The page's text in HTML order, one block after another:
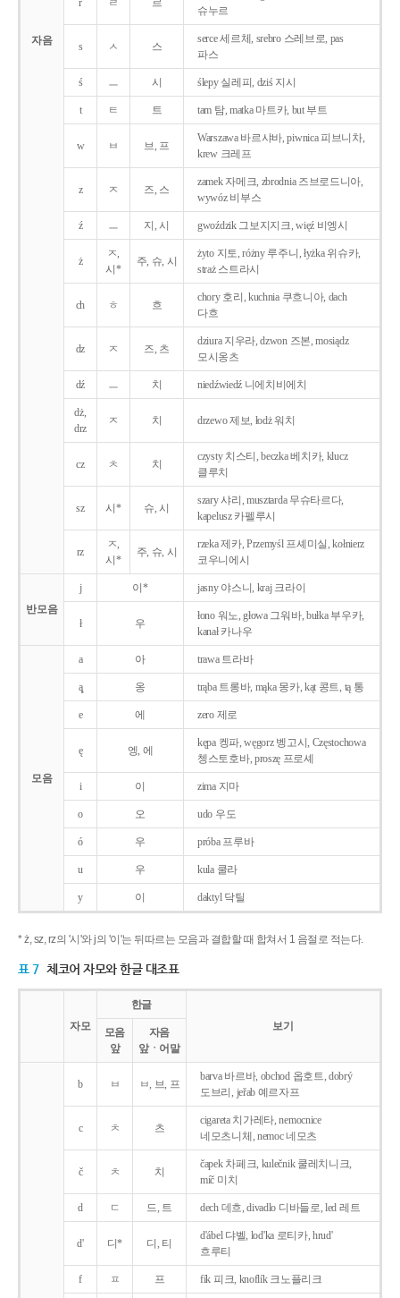
자음
r ㄹ 르
슈누르
s ㅅ 스
serce 세르체, srebro 스레브로, pas
파스
ś ㅡ 시 ślepy 실레피, dziś 지시
t ㅌ 트 tam 탐, matka 마트카, but 부트
w ㅂ 브, 프
Warszawa 바르샤바, piwnica 피브니차,
krew 크레프
z ㅈ 즈, 스
zamek 자메크, zbrodnia 즈브로드니아,
wywóz 비부스
ź ㅡ 지, 시 gwoździk 그보지지크, więź 비엥시
ż
ㅈ,
시*
주, 슈, 시
żyto 지토, różny 루주니, łyżka 위슈카,
straż 스트라시
ch ㅎ 흐
chory 호리, kuchnia 쿠흐니아, dach
다흐
dz ㅈ 즈, 츠
dziura 지우라, dzwon 즈본, mosiądz
모시옹츠
dź ㅡ 치 niedźwiedź 니에치비에치
dż,
drz
ㅈ 치 drzewo 제보, łodż 워치
cz ㅊ 치
czysty 치스티, beczka 베치카, klucz
클루치
sz 시* 슈, 시
szary 샤리, musztarda 무슈타르다,
kapelusz 카펠루시
rz
ㅈ,
시*
주, 슈, 시
rzeka 제카, Przemyśl 프셰미실, kołnierz
코우니에시
반모음
j 이* jasny 야스니, kraj 크라이
ł 우
łono 워노, głowa 그워바, bułka 부우카,
kanał 카나우
모음
a 아 trawa 트라바
ą̨ 옹 trąba 트롱바, mąka 몽카, kąt 콩트, tą 통
e 에 zero 제로
ę 엥, 에
kępa 켕파, węgorz 벵고시, Częstochowa
쳉스토호바, proszę 프로셰
i 이 zima 지마
o 오 udo 우도
ó 우 próba 프루바
u 우 kula 쿨라
y 이 daktyl 닥틸
* ż, sz, rz의 '시'와 j의 '이'는 뒤따르는 모음과 결합할 때 합쳐서 1 음절로 적는다.
표 7 체코어 자모와 한글 대조표
자모
한글
보기
모음
앞
자음
앞ㆍ어말
b ㅂ ㅂ, 브, 프
barva 바르바, obchod 옵호트, dobrý
도브리, jeřab 예르자프
c ㅊ 츠
cigareta 치가레타, nemocnice
네모츠니체, nemoc 네모츠
č ㅊ 치
čapek 차페크, kulečnik 쿨레치니크,
míč 미치
d ㄷ 드, 트 dech 데흐, divadlo 디바들로, led 레트
d' 디* 디, 티
d'ábel 댜벨, lod'ka 로티카, hrud'
흐루티
f ㅍ 프 fík 피크, knoflík 크노플리크